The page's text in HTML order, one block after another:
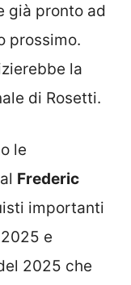
già pronto ad
prossimo.
la
di Rosetti.
le
Frederic
importanti
e
2025 che